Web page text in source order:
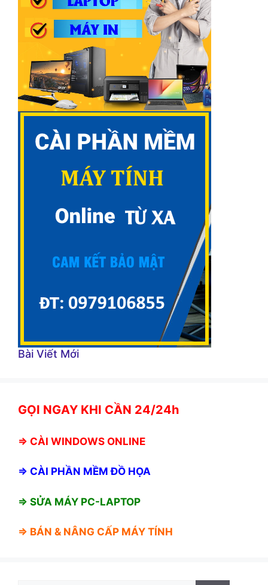
Bài Viết Mới
GỌI NGAY KHI CẦN 24/24h
⇒ CÀI WINDOWS ONLINE
⇒ CÀI PHẦN MỀM ĐỒ HỌA
⇒ SỬA MÁY PC-LAPTOP
⇒ BÁN & NÂNG CẤP MÁY TÍNH